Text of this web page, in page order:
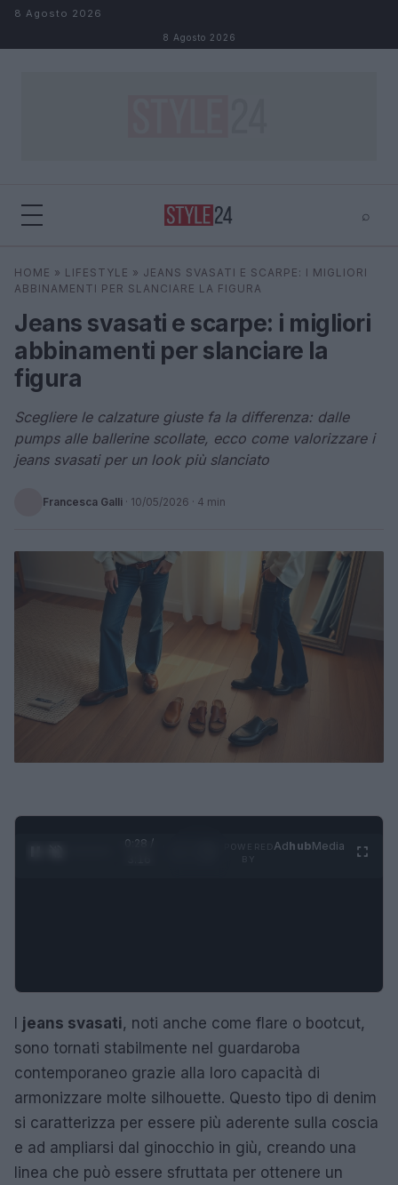
Salta al contenuto
8 Agosto 2026
8 Agosto 2026
⌕
Cerca ⌕ ×
HOME » LIFESTYLE » JEANS SVASATI E SCARPE: I MIGLIORI
ABBINAMENTI PER SLANCIARE LA FIGURA
Jeans svasati e scarpe: i migliori
abbinamenti per slanciare la
figura
Scegliere le calzature giuste fa la differenza: dalle
pumps alle ballerine scollate, ecco come valorizzare i
jeans svasati per un look più slanciato
Francesca Galli · 10/05/2026 · 4 min
0:29 /
AdhubMedia
I jeans svasati, noti anche come flare o bootcut,
sono tornati stabilmente nel guardaroba
contemporaneo grazie alla loro capacità di
armonizzare molte silhouette. Questo tipo di denim
si caratterizza per essere più aderente sulla coscia
e ad ampliarsi dal ginocchio in giù, creando una
linea che può essere sfruttata per ottenere un